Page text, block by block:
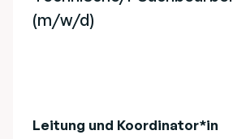
(m/w/d)
Leitung und Koordinator*in